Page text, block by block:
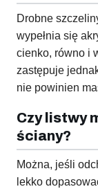
Drobne
wypełnia się
cienko, równo i
zastępuje
nie powinien
Czy listwy
ściany?
Można, jeśli
lekko